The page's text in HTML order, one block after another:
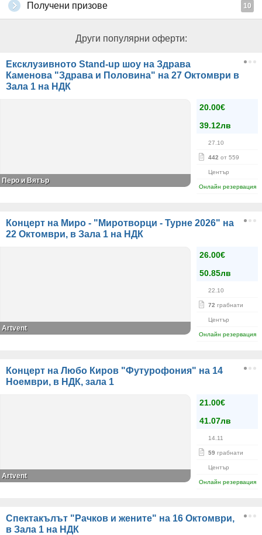
Получени призове 10
Други популярни оферти:
Ексклузивното Stand-up шоу на Здрава
Каменова "Здрава и Половина" на 27 Октомври в
Зала 1 на НДК
20.00€
39.12лв
27.10
442 от 559
Център
Онлайн резервация
Перо и Вятър
Концерт на Миро - "Миротворци - Турне 2026" на
22 Октомври, в Зала 1 на НДК
26.00€
50.85лв
22.10
72 грабнати
Център
Онлайн резервация
Artvent
Концерт на Любо Киров "Футурофония" на 14
Ноември, в НДК, зала 1
21.00€
41.07лв
14.11
59 грабнати
Център
Онлайн резервация
Artvent
Спектакълът "Рачков и жените" на 16 Октомври,
в Зала 1 на НДК